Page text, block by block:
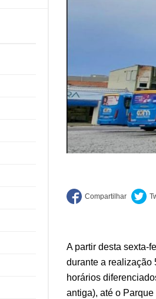
A partir desta sexta-
durante a realização
horários
antiga), até o